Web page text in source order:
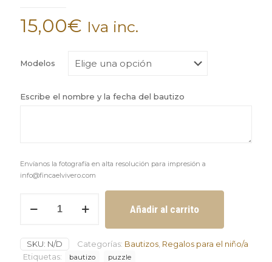
15,00€ Iva inc.
Modelos
Escribe el nombre y la fecha del bautizo
Envíanos la fotografía en alta resolución para impresión a
info@fincaelvivero.com
con
bautizo
cantidad
Añadir al carrito
SKU: N/D Categorías: Bautizos Regalos para el niño/a
Etiquetas:
bautizo puzzle